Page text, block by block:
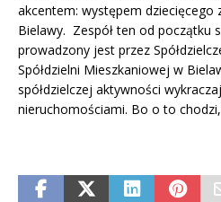
akcentem: występem dziecięcego
Bielawy. Zespół ten od początku
prowadzony jest przez
Spółdzielni Mieszkaniowej w
spółdzielczej aktywności
nieruchomościami. Bo o to